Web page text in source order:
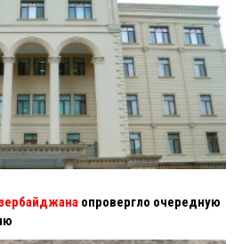
опровергло очередную